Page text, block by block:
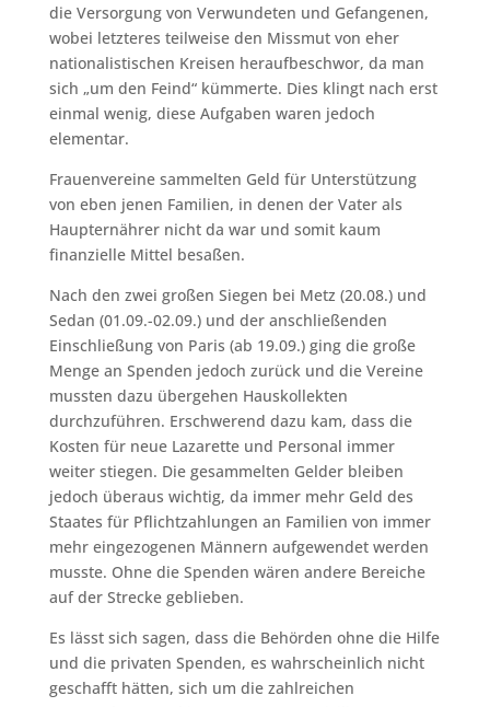
die Versorgung von Verwundeten und Gefangenen,
wobei letzteres teilweise den Missmut von eher
nationalistischen Kreisen heraufbeschwor, da man
sich „um den Feind“ kümmerte. Dies klingt nach erst
einmal wenig, diese Aufgaben waren jedoch
elementar.
Frauenvereine sammelten Geld für Unterstützung
von eben jenen Familien, in denen der Vater als
Haupternährer nicht da war und somit kaum
finanzielle Mittel besaßen.
Nach den zwei großen Siegen bei Metz (20.08.) und
Sedan (01.09.-02.09.) und der anschließenden
Einschließung von Paris (ab 19.09.) ging die große
Menge an Spenden jedoch zurück und die Vereine
mussten dazu übergehen Hauskollekten
durchzuführen. Erschwerend dazu kam, dass die
Kosten für neue Lazarette und Personal immer
weiter stiegen. Die gesammelten Gelder bleiben
jedoch überaus wichtig, da immer mehr Geld des
Staates für Pflichtzahlungen an Familien von immer
mehr eingezogenen Männern aufgewendet werden
musste. Ohne die Spenden wären andere Bereiche
auf der Strecke geblieben.
Es lässt sich sagen, dass die Behörden ohne die Hilfe
und die privaten Spenden, es wahrscheinlich nicht
geschafft hätten, sich um die zahlreichen